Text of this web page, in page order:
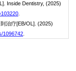
Inside Dentistry, (2025)
.
治疗[EB/OL]. (2025)
1096742.